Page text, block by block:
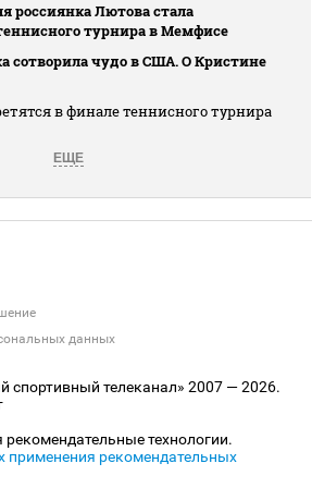
россиянка Лютова стала
турнира в Мемфисе
сотворила чудо в США. О Кристине
в финале теннисного турнира
ЕЩЕ
данных
телеканал» 2007 — 2026.
технологии.
применения рекомендательных